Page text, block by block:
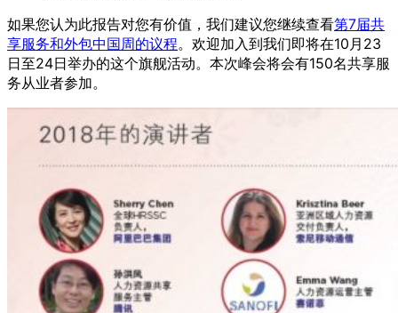
如果您认为此报告对您有价值，我们建议您继续查看第7届共
享服务和外包中国周的议程。欢迎加入到我们即将在10月23
日至24日举办的这个旗舰活动。本次峰会将会有150名共享服
务从业者参加。